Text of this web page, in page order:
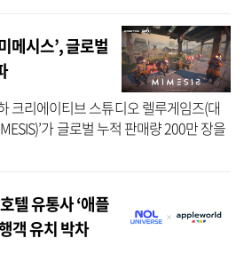
메시스’, 글로벌
크리에이티브 스튜디오 렐루게임즈(대
가 글로벌 누적 판매량 200만 장을
달 첫 번째 대규모 업데이트가 글로벌
텔 유통사 ‘애플
객 유치 박차